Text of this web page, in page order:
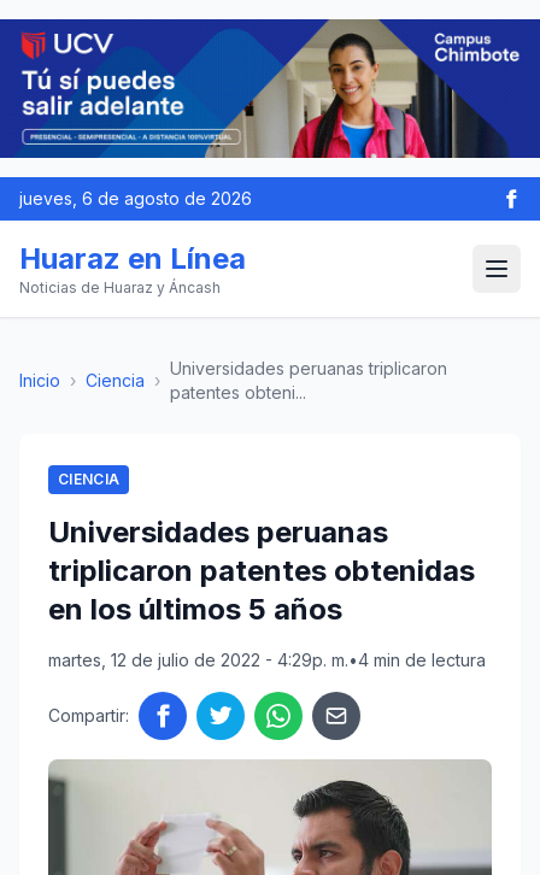
jueves, 6 de agosto de 2026
Huaraz en Línea
Noticias de Huaraz y Áncash
Inicio › Ciencia ›
Universidades peruanas triplicaron
patentes obteni...
CIENCIA
Universidades peruanas
triplicaron patentes obtenidas
en los últimos 5 años
martes, 12 de julio de 2022 - 4:29p. m.•4 min de lectura
Compartir: